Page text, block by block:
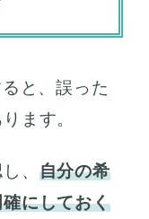
と、誤った
ます。
、 自分の希
にしておく